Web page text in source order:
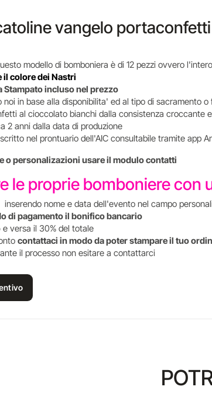
vangelo
modello di bomboniera è di 12 pezzi ovvero
colore dei Nastri
incluso nel prezzo
noi in base alla disponibilita' ed al tipo di sacramento o
al cioccolato bianchi dalla consistenza
2 anni dalla data di produzione
nel prontuario dell'AIC consultabile tramite app
o personalizazioni usare il modulo contatti
le proprie bomboniere
inserendo nome e data dell'evento nel campo
di pagamento il bonifico bancario
e versa il 30% del totale
contattaci in modo da poter stampare il tuo
il processo non esitare a contattarci